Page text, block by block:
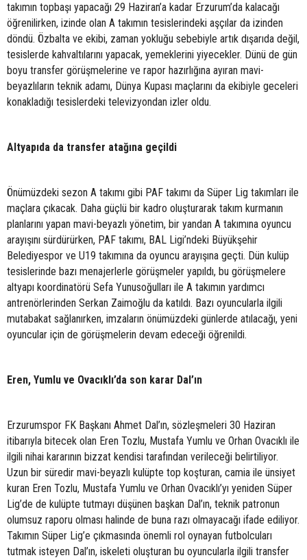
takımın topbaşı yapacağı 29 Haziran’a kadar Erzurum’da kalacağı
öğrenilirken, izinde olan A takımın tesislerindeki aşçılar da izinden
döndü. Özbalta ve ekibi, zaman yokluğu sebebiyle artık dışarıda değil,
tesislerde kahvaltılarını yapacak, yemeklerini yiyecekler. Dünü de gün
boyu transfer görüşmelerine ve rapor hazırlığına ayıran mavi-
beyazlıların teknik adamı, Dünya Kupası maçlarını da ekibiyle geceleri
konakladığı tesislerdeki televizyondan izler oldu.
Altyapıda da transfer atağına geçildi
Önümüzdeki sezon A takımı gibi PAF takımı da Süper Lig takımları ile
maçlara çıkacak. Daha güçlü bir kadro oluşturarak takım kurmanın
planlarını yapan mavi-beyazlı yönetim, bir yandan A takımına oyuncu
arayışını sürdürürken, PAF takımı, BAL Ligi’ndeki Büyükşehir
Belediyespor ve U19 takımına da oyuncu arayışına geçti. Dün kulüp
tesislerinde bazı menajerlerle görüşmeler yapıldı, bu görüşmelere
altyapı koordinatörü Sefa Yunusoğulları ile A takımın yardımcı
antrenörlerinden Serkan Zaimoğlu da katıldı. Bazı oyuncularla ilgili
mutabakat sağlanırken, imzaların önümüzdeki günlerde atılacağı, yeni
oyuncular için de görüşmelerin devam edeceği öğrenildi.
Eren, Yumlu ve Ovacıklı’da son karar Dal’ın
Erzurumspor FK Başkanı Ahmet Dal’ın, sözleşmeleri 30 Haziran
itibarıyla bitecek olan Eren Tozlu, Mustafa Yumlu ve Orhan Ovacıklı ile
ilgili nihai kararının bizzat kendisi tarafından verileceği belirtiliyor.
Uzun bir süredir mavi-beyazlı kulüpte top koşturan, camia ile ünsiyet
kuran Eren Tozlu, Mustafa Yumlu ve Orhan Ovacıklı’yı yeniden Süper
Lig’de de kulüpte tutmayı düşünen başkan Dal’ın, teknik patronun
olumsuz raporu olması halinde de buna razı olmayacağı ifade ediliyor.
Takımın Süper Lig’e çıkmasında önemli rol oynayan futbolcuları
tutmak isteyen Dal’ın, iskeleti oluşturan bu oyuncularla ilgili transfer